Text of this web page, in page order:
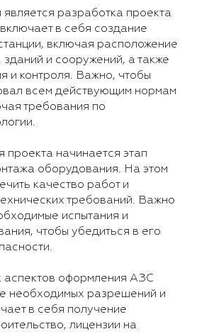
разработка проекта
в себя создание
включая расположение
зданий и сооружений, а также
и контроля. Важно, чтобы
всем действующим нормам
требования по
проекта начинается этап
оборудования. На этом
качество работ и
требований. Важно
испытания и
чтобы убедиться в его
аспектов оформления АЗС
необходимых разрешений и
в себя получение
лицензии на